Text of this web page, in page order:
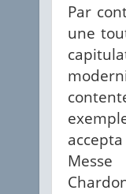
Par
une